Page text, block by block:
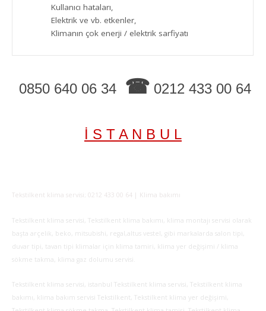
Kullanıcı hataları,
Elektrik ve vb. etkenler,
Klimanın çok enerji / elektrik sarfiyatı
0850 640 06 34 ☎ 0212 433 00 64
İ S T A N B U L
Tekstilkent klima servisi; 0212 433 00 64 | Klima bakımı
Tekstilkent klima servisi, Tekstilkent klima bakımı, klima montajı servisi olarak
başta arçelik, beko, mitsubishi, regal,altus vestel, gibi markalarda salon tipi,
duvar tipi, tavan tipi klimalar için klima tamiri, klima yer değişimi / klima
sökme takma, klima gaz dolumu servisi.
Tekstilkent klima servisi, istanbul Tekstilkent klima servisi, Tekstilkent klima
bakımı, klima bakım servisi Tekstilkent, Tekstilkent klima yer değişimi,